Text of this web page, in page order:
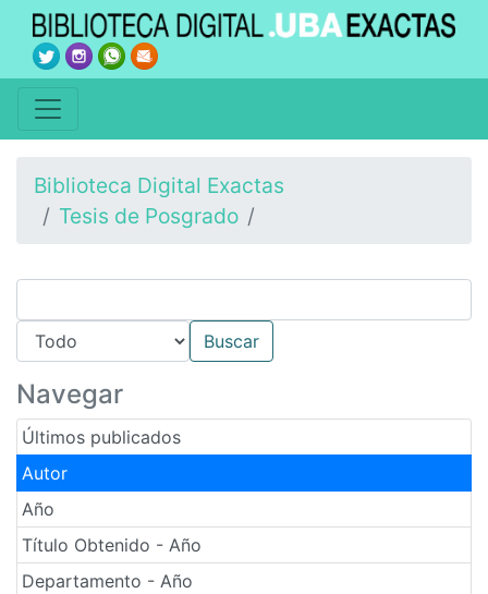
Biblioteca Digital Exactas
Tesis de Posgrado
Navegar
Últimos publicados
Autor
Año
Título Obtenido - Año
Departamento - Año